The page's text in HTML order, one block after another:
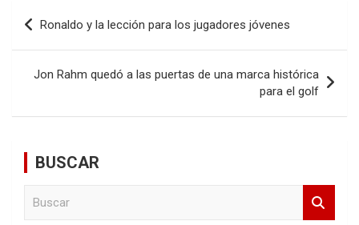
Navegación
de
entradas
Ronaldo y la lección para los jugadores jóvenes
Jon Rahm quedó a las puertas de una marca histórica
para el golf
BUSCAR